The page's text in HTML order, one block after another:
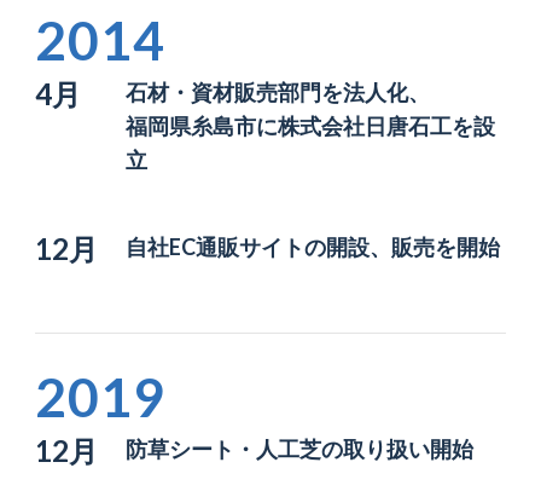
2014
4月
石材・資材販売部門を法人化、
福岡県糸島市に株式会社日唐石工を設
立
12月 自社EC通販サイトの開設、販売を開始
2019
12月 防草シート・人工芝の取り扱い開始